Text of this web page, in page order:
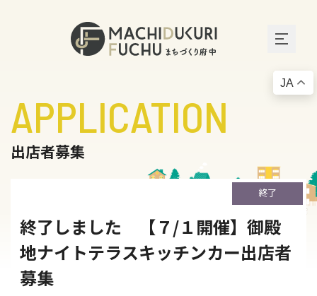
APPLICATION
出店者募集
終了しました 【７/１開催】御殿
地ナイトテラスキッチンカー出店者
募集
終了
JA